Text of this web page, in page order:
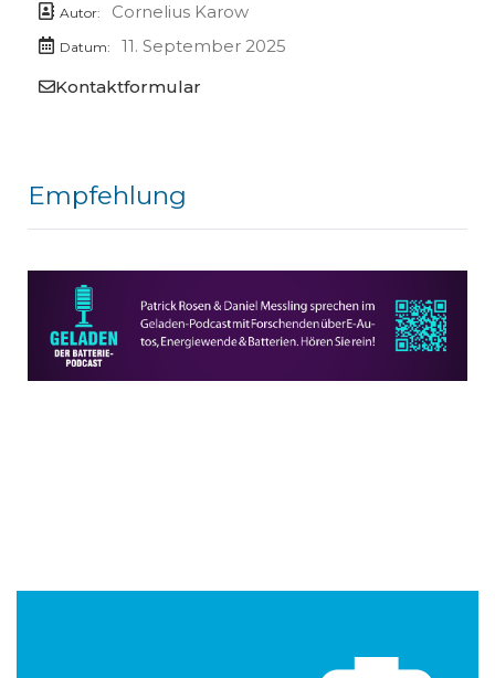
Autor: Cornelius Karow
Datum:
11. September 2025
Kontaktformular
Empfehlung